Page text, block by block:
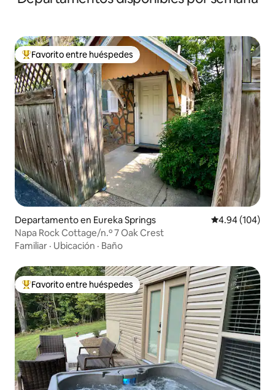
De los mejores en Favorito entre huéspedes
Favorito entre huéspedes
Departamento en Eureka Springs Calificación
4.94 (104)
Napa Rock Cottage/n.º 7 Oak Crest
Familiar · Ubicación · Baño
De los mejores en Favorito entre huéspedes
Favorito entre huéspedes